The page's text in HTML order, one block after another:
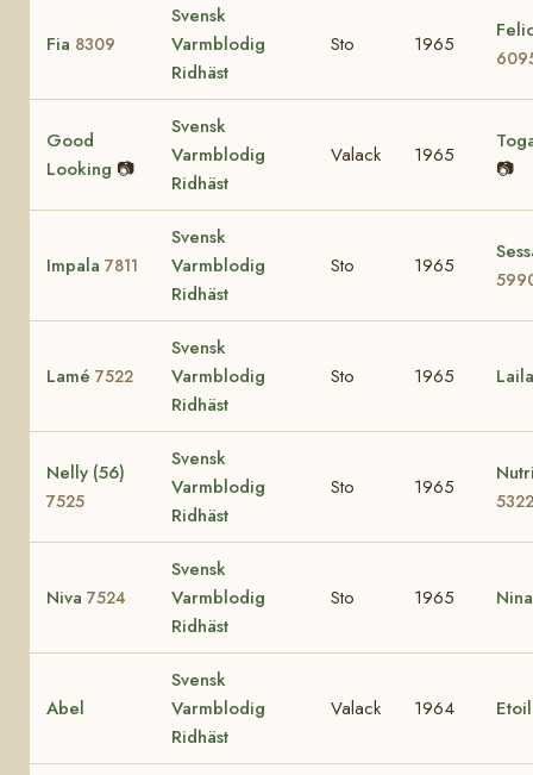
Fia 8309
Svensk
Varmblodig
Ridhäst
Sto 1965
Good
Looking 📷
Svensk
Varmblodig
Ridhäst
Valack 1965
📷
Impala 7811
Svensk
Varmblodig
Ridhäst
Sto 1965
Lamé 7522
Svensk
Varmblodig
Ridhäst
Sto 1965
Nelly (56)
7525
Svensk
Varmblodig
Ridhäst
Sto 1965
5322
Niva 7524
Svensk
Varmblodig
Ridhäst
Sto 1965
Abel
Svensk
Varmblodig
Ridhäst
Valack 1964